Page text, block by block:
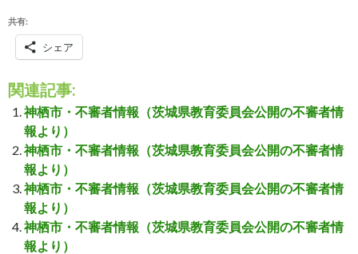
共有:
シェア
関連記事:
神栖市・不審者情報（茨城県教育委員会公開の不審者情
報より）
神栖市・不審者情報（茨城県教育委員会公開の不審者情
報より）
神栖市・不審者情報（茨城県教育委員会公開の不審者情
報より）
神栖市・不審者情報（茨城県教育委員会公開の不審者情
報より）